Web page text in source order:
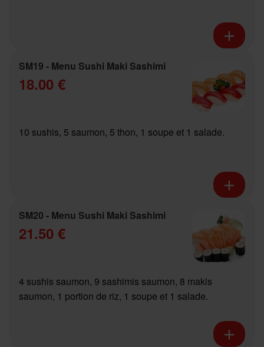
SM19 - Menu Sushi Maki Sashimi
18.00 €
10 sushis, 5 saumon, 5 thon, 1 soupe et 1 salade.
SM20 - Menu Sushi Maki Sashimi
21.50 €
4 sushis saumon, 9 sashimis saumon, 8 makis
saumon, 1 portion de riz, 1 soupe et 1 salade.